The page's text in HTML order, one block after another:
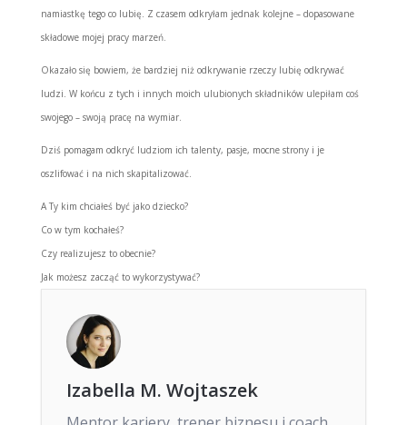
namiastkę tego co lubię. Z czasem odkryłam jednak kolejne – dopasowane
składowe mojej pracy marzeń.
Okazało się bowiem, że bardziej niż odkrywanie rzeczy lubię odkrywać
ludzi. W końcu z tych i innych moich ulubionych składników ulepiłam coś
swojego – swoją pracę na wymiar.
Dziś pomagam odkryć ludziom ich talenty, pasje, mocne strony i je
oszlifować i na nich skapitalizować.
A Ty kim chciałeś być jako dziecko?
Co w tym kochałeś?
Czy realizujesz to obecnie?
Jak możesz zacząć to wykorzystywać?
Izabella M. Wojtaszek